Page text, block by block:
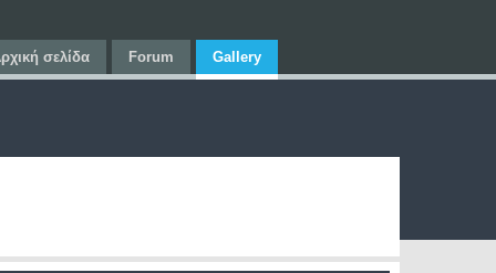
σελίδα Forum Gallery